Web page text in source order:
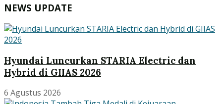
NEWS UPDATE
Hyundai Luncurkan STARIA Electric dan
Hybrid di GIIAS 2026
6 Agustus 2026